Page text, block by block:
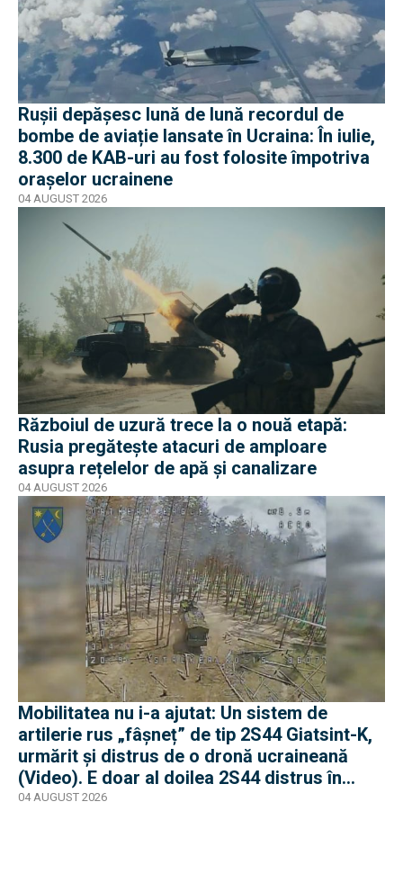
Rușii depășesc lună de lună recordul de
bombe de aviație lansate în Ucraina: În iulie,
8.300 de KAB-uri au fost folosite împotriva
orașelor ucrainene
04 AUGUST 2026
Războiul de uzură trece la o nouă etapă:
Rusia pregătește atacuri de amploare
asupra rețelelor de apă și canalizare
04 AUGUST 2026
Mobilitatea nu i-a ajutat: Un sistem de
artilerie rus „fâșneț” de tip 2S44 Giatsint-K,
urmărit și distrus de o dronă ucraineană
(Video). E doar al doilea 2S44 distrus în
război
04 AUGUST 2026